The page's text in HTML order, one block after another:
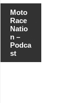
Moto
Race
Natio
n –
Podca
st